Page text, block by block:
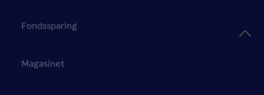
Fondssparing
Magasinet